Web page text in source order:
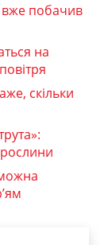
побачив
на
скільки
рослини